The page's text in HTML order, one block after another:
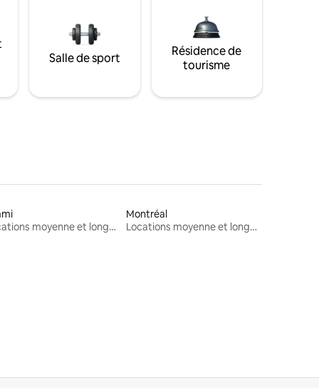
Salle de sport
Résidence de
tourisme
Locations moyenne et longue durée
Montréal
Locations moyenne et longue durée